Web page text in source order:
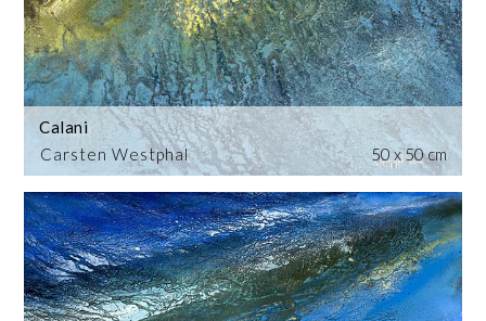
Carsten Westphal
Calani
50 x 50 cm